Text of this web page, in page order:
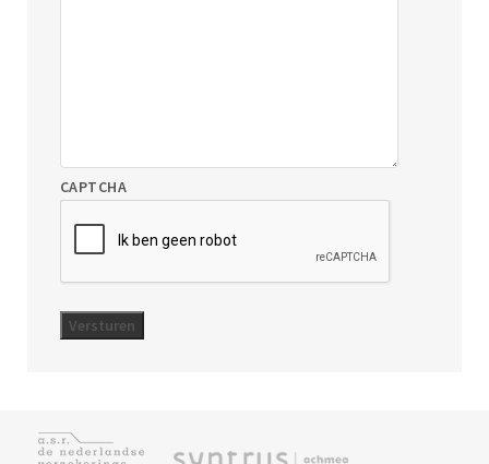
CAPTCHA